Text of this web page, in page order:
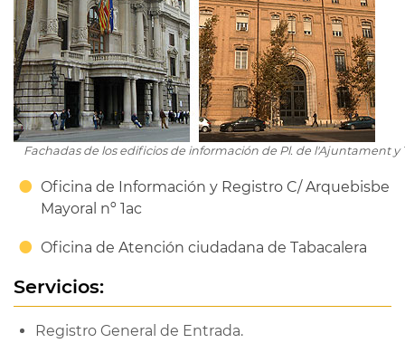
Fachadas de los edificios de información de Pl. de l'Ajuntament y
Oficina de Información y Registro C/ Arquebisbe
Mayoral nº 1ac
Oficina de Atención ciudadana de Tabacalera
Servicios:
Registro General de Entrada.